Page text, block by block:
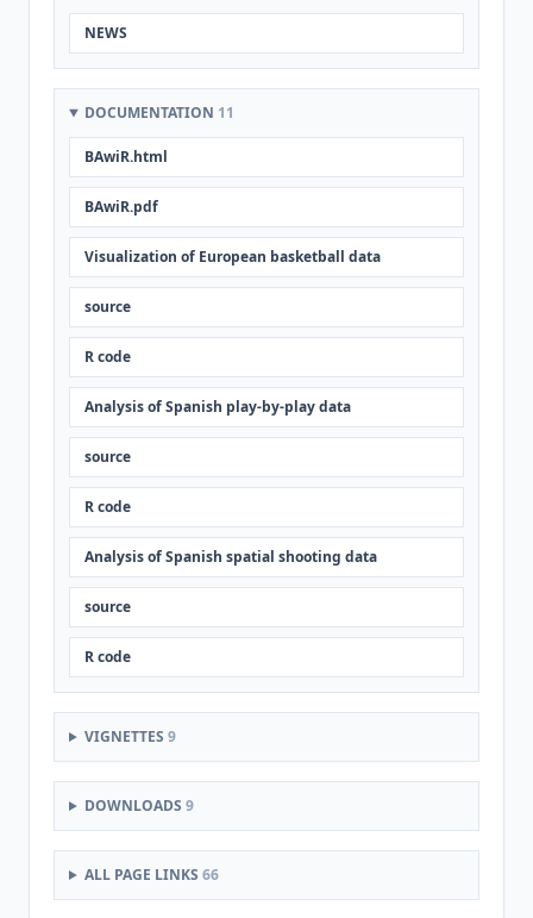
NEWS
DOCUMENTATION 11
BAwiR.html
BAwiR.pdf
Visualization of European basketball data
source
R code
Analysis of Spanish play-by-play data
source
R code
Analysis of Spanish spatial shooting data
source
R code
VIGNETTES 9
DOWNLOADS 9
ALL PAGE LINKS 66